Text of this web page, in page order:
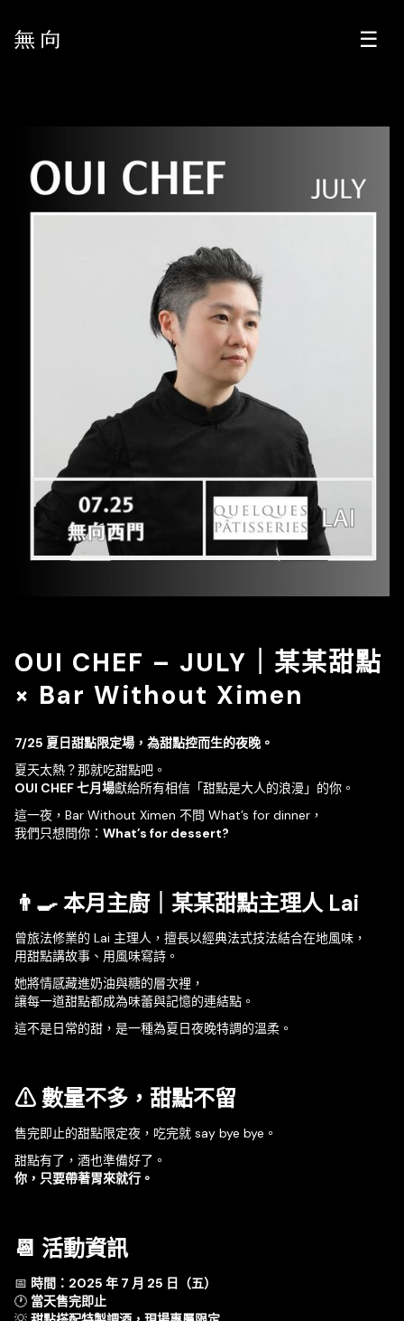
OUI CHEF – JULY｜某某甜點
× Bar Without Ximen
7/25 夏日甜點限定場，為甜點控而生的夜晚。
夏天太熱？那就吃甜點吧。
OUI CHEF 七月場獻給所有相信「甜點是大人的浪漫」的你。
這一夜，Bar Without Ximen 不問 What’s for dinner，
我們只想問你： What’s for dessert?
👨‍🍳 本月主廚｜ 某某甜點主理人 Lai
曾旅法修業的 Lai 主理人，擅長以經典法式技法結合在地風味，
用甜點講故事、用風味寫詩。
她將情感藏進奶油與糖的層次裡，
讓每一道甜點都成為味蕾與記憶的連結點。
這不是日常的甜，是一種為夏日夜晚特調的溫柔。
⚠ 數量不多，甜點不留
售完即止的甜點限定夜，吃完就 say bye bye。
甜點有了，酒也準備好了。
你，只要帶著胃來就行。
📆 活動資訊
📅 時間：2025 年 7 月 25 日（五）
🕐 當天售完即止